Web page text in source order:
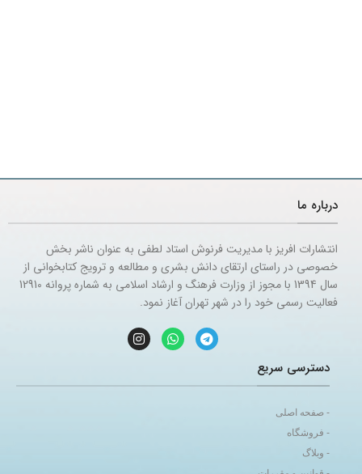
درباره ما
انتشارات افریز با مدیریت فرنوش استاد لطفی به عنوان ناشر بخش
خصوصی در راستای ارتقای دانش بشری و مطالعه و ترویج کتابخوانی از
سال 1394 با مجوز از وزارت فرهنگ و ارشاد اسلامی به شماره پروانه 12910
فعالیت رسمی خود را در شهر تهران آغاز نمود.
دسترسی سریع
- صفحه اصلی
- فروشگاه
- وبلاگ